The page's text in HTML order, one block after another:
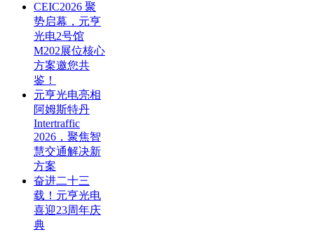
CEIC2026 聚
势启幕，元亨
光电2号馆
M202展位核心
方案邀您共
鉴！
元亨光电亮相
阿姆斯特丹
Intertraffic
2026，聚焦智
慧交通解决新
方案
奋进二十三
载！元亨光电
喜迎23周年庆
典